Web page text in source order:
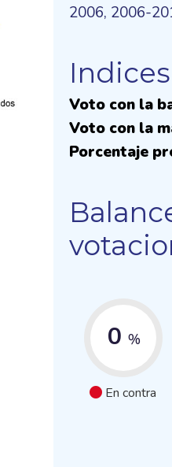
2006, 2006-
Indices
Voto con la
Voto con la
Porcentaje
0 %
En contra